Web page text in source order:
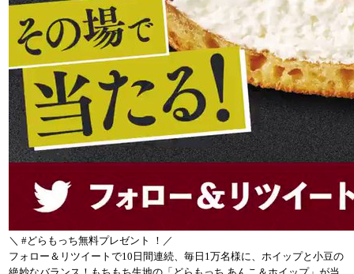
＼ #どらもっち無料プレゼント ！／
フォロー＆リツイートで10日間連続、毎日1万名様に、ホイップと小豆の